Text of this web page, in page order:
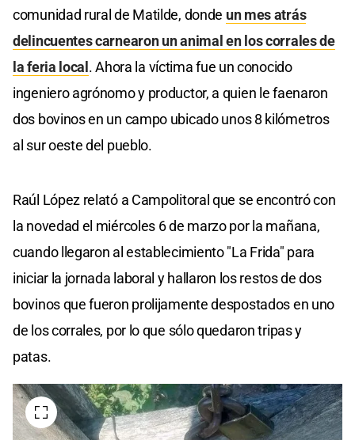
comunidad rural de Matilde, donde un mes atrás
delincuentes carnearon un animal en los corrales de
la feria local. Ahora la víctima fue un conocido
ingeniero agrónomo y productor, a quien le faenaron
dos bovinos en un campo ubicado unos 8 kilómetros
al sur oeste del pueblo.
Raúl López relató a Campolitoral que se encontró con
la novedad el miércoles 6 de marzo por la mañana,
cuando llegaron al establecimiento "La Frida" para
iniciar la jornada laboral y hallaron los restos de dos
bovinos que fueron prolijamente despostados en uno
de los corrales, por lo que sólo quedaron tripas y
patas.